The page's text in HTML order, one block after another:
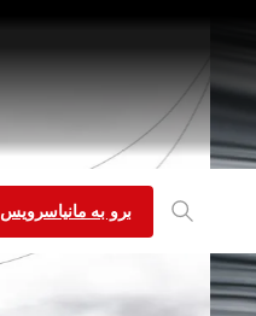
برو به مانیاسرویس